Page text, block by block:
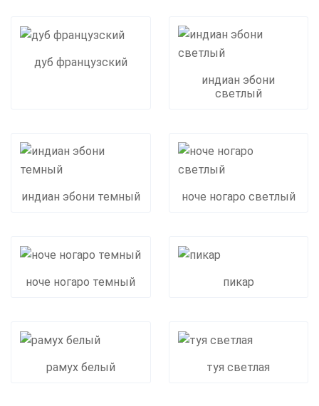
дуб французский
индиан эбони
светлый
индиан эбони темный ноче ногаро светлый
ноче ногаро темный пикар
рамух белый туя светлая